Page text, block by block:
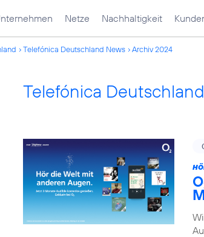
Netze Nachhaltigkeit
Telefónica Deutschland News Archiv 2024
Telefónica
O